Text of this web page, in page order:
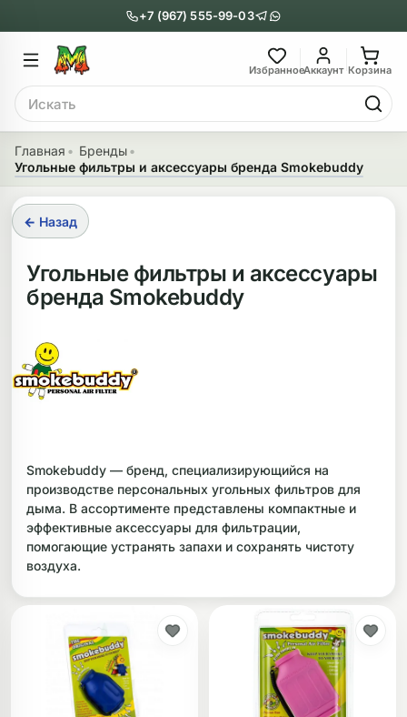
+7 (967) 555-99-03
ИзбранноеАккаунт Корзина
Поиск
Главное меню
Бонги
с перколятором
бонги
бонги
Главное
Трубки
Назад
Главная
Бренды
Угольные фильтры и аксессуары бренда Smokebuddy
← Назад
Угольные фильтры и аксессуары
бренда Smokebuddy
Smokebuddy — бренд, специализирующийся на
производстве персональных угольных фильтров для
дыма. В ассортименте представлены компактные и
эффективные аксессуары для фильтрации,
помогающие устранять запахи и сохранять чистоту
воздуха.